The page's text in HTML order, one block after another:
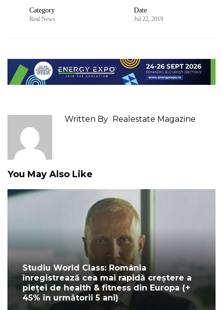
Category
Real News
Date
Jul 22, 2019
Written By Realestate Magazine
You May Also Like
Studiu World Class: România
înregistrează cea mai rapidă creștere a
pieței de health & fitness din Europa (+
45% în următorii 5 ani)